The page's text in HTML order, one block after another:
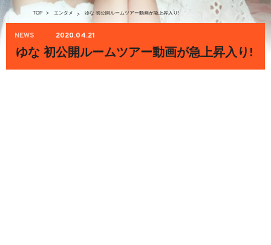
TOP > エンタメ > ゆな 初公開ルームツアー動画が急上昇入り!
NEWS 2020.04.21
ゆな 初公開ルームツアー動画が急上昇入り!